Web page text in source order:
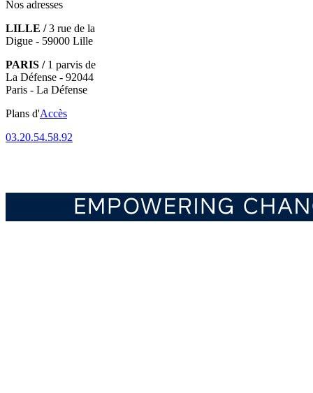
Nos adresses
LILLE /3 rue de la
Digue - 59000 Lille
PARIS /1 parvis de
La Défense - 92044
Paris - La Défense
Plans d'Accès
03.20.54.58.92